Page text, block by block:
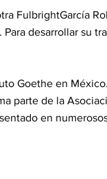
FulbrightGarcía
desarrollar su
Goethe en
parte de la
en